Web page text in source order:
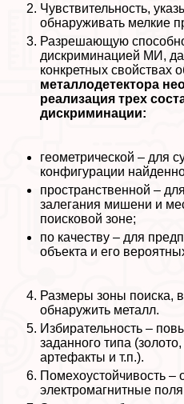
Чувствительность,
обнаруживать мелкие
Разрешающую
дискриминацией МИ,
конкретных свойствах
металлодетектора
реализация трех
дискриминации:
геометрической – для
конфигурации
прострaнcтвенной –
залегания мишени и
поисковой зоне;
по качеству – для
объекта и его
Размеры зоны поиска,
обнаружить металл.
Избирательность –
заданного типа
артефакты и т.п.).
Помехоустойчивость –
электромагнитные